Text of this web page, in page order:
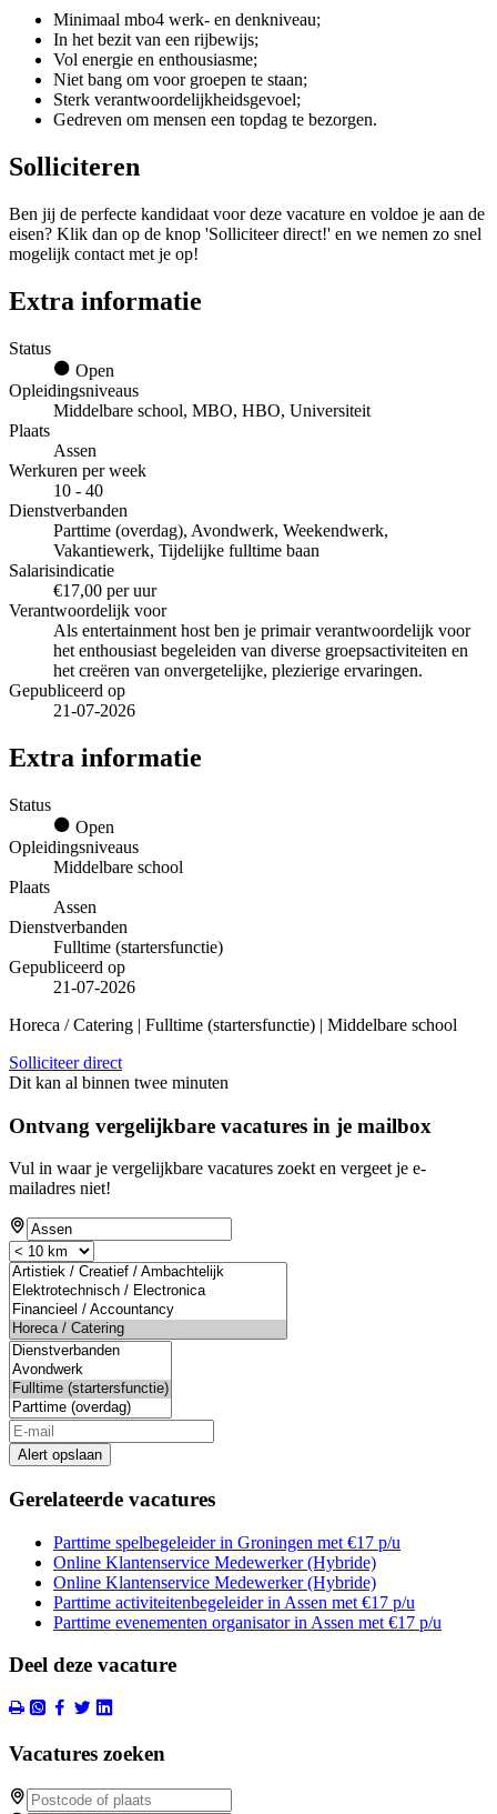
Minimaal mbo4 werk- en denkniveau;
In het bezit van een rijbewijs;
Vol energie en enthousiasme;
Niet bang om voor groepen te staan;
Sterk verantwoordelijkheidsgevoel;
Gedreven om mensen een topdag te bezorgen.
Solliciteren
Ben jij de perfecte kandidaat voor deze vacature en voldoe je aan de
eisen? Klik dan op de knop 'Solliciteer direct!' en we nemen zo snel
mogelijk contact met je op!
Extra informatie
Status
Open
Opleidingsniveaus
Middelbare school, MBO, HBO, Universiteit
Plaats
Assen
Werkuren per week
10 - 40
Dienstverbanden
Parttime (overdag), Avondwerk, Weekendwerk,
Vakantiewerk, Tijdelijke fulltime baan
Salarisindicatie
€17,00 per uur
Verantwoordelijk voor
Als entertainment host ben je primair verantwoordelijk voor
het enthousiast begeleiden van diverse groepsactiviteiten en
het creëren van onvergetelijke, plezierige ervaringen.
Gepubliceerd op
21-07-2026
Extra informatie
Status
Open
Opleidingsniveaus
Middelbare school
Plaats
Assen
Dienstverbanden
Fulltime (startersfunctie)
Gepubliceerd op
21-07-2026
Horeca / Catering | Fulltime (startersfunctie) | Middelbare school
Solliciteer direct
Dit kan al binnen twee minuten
Ontvang vergelijkbare vacatures in je mailbox
Vul in waar je vergelijkbare vacatures zoekt en vergeet je e-
mailadres niet!
Alert opslaan
Gerelateerde vacatures
Parttime spelbegeleider in Groningen met €17 p/u
Online Klantenservice Medewerker (Hybride)
Online Klantenservice Medewerker (Hybride)
Parttime activiteitenbegeleider in Assen met €17 p/u
Parttime evenementen organisator in Assen met €17 p/u
Deel deze vacature
Vacatures zoeken